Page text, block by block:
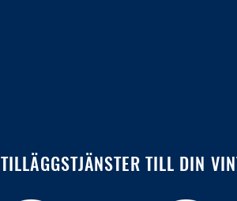
TILLÄGGSTJÄNSTER TILL DIN